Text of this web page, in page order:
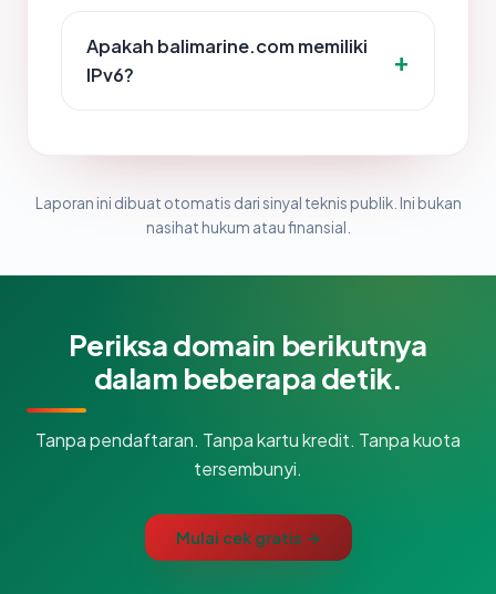
Apakah balimarine.com memiliki
IPv6?
Laporan ini dibuat otomatis dari sinyal teknis publik. Ini bukan
nasihat hukum atau finansial.
Periksa domain berikutnya
dalam beberapa detik.
Tanpa pendaftaran. Tanpa kartu kredit. Tanpa kuota
tersembunyi.
Mulai cek gratis →